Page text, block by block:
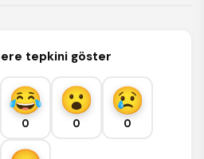
tepkini göster
0 0 0